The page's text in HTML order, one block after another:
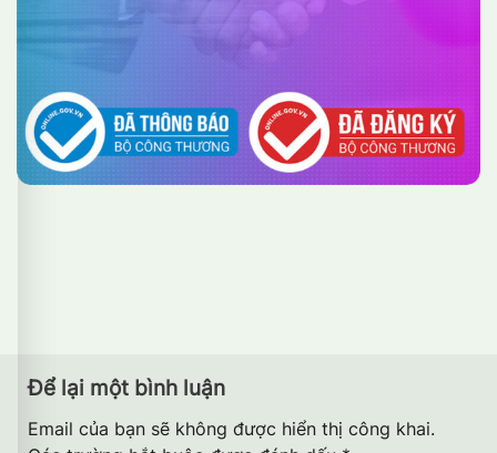
Để lại một bình luận
Email của bạn sẽ không được hiển thị công khai.